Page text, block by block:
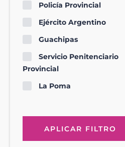
Policía Provincial
Ejército Argentino
Guachipas
Servicio Penitenciario
Provincial
La Poma